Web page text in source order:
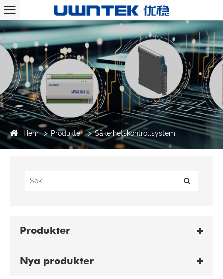
Hem Produkter Säkerhetskontrollsystem
Produkter
Nya produkter